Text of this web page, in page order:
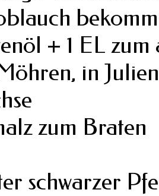
+ 1 EL zum
in
zum Braten
schwarzer